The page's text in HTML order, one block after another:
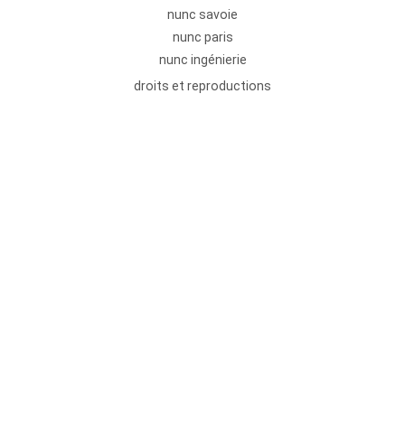
nunc savoie
nunc paris
nunc ingénierie
droits et reproductions